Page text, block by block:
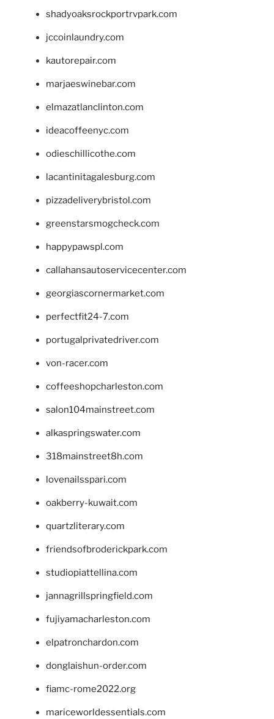
shadyoaksrockportrvpark.com
jccoinlaundry.com
kautorepair.com
marjaeswinebar.com
elmazatlanclinton.com
ideacoffeenyc.com
odieschillicothe.com
lacantinitagalesburg.com
pizzadeliverybristol.com
greenstarsmogcheck.com
happypawspl.com
callahansautoservicecenter.com
georgiascornermarket.com
perfectfit24-7.com
portugalprivatedriver.com
von-racer.com
coffeeshopcharleston.com
salon104mainstreet.com
alkaspringswater.com
318mainstreet8h.com
lovenailsspari.com
oakberry-kuwait.com
quartzliterary.com
friendsofbroderickpark.com
studiopiattellina.com
jannagrillspringfield.com
fujiyamacharleston.com
elpatronchardon.com
donglaishun-order.com
fiamc-rome2022.org
mariceworldessentials.com